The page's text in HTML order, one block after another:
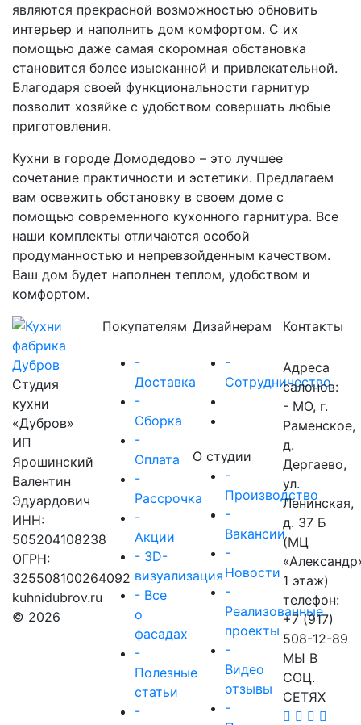
являются прекрасной возможностью обновить
интерьер и наполнить дом комфортом. С их
помощью даже самая скоромная обстановка
становится более изысканной и привлекательной.
Благодаря своей функциональности гарнитур
позволит хозяйке с удобством совершать любые
приготовления.
Кухни в городе Домодедово – это лучшее
сочетание практичности и эстетики. Предлагаем
вам освежить обстановку в своем доме с
помощью современного кухонного гарнитура. Все
наши комплекты отличаются особой
продуманностью и непревзойденным качеством.
Ваш дом будет наполнен теплом, удобством и
комфортом.
Студия
кухни
«Дубров»
ИП
Ярошинский
Валентин
Эдуардович
ИНН:
505204108238
ОГРН:
325508100264092
kuhnidubrov.ru
© 2026
Покупателям
-
Доставка
-
Сборка
-
Оплата
-
Рассрочка
-
Акции
- 3D-
визуализация
- Все
о
фасадах
-
Полезные
статьи
-
Дизайнерам
-
Сотрудничество
О студии
-
Производство
-
Вакансии
-
Новости
-
Реализованные
проекты
-
Видео
отзывы
-
Контакты
Адреса
салонов:
- МО, г.
Раменское,
д.
Дергаево,
ул.
Ленинская,
д. 37 Б
(МЦ
1 этаж)
телефон:
+7 (917)
508-12-89
МЫ В
СОЦ.
СЕТЯХ